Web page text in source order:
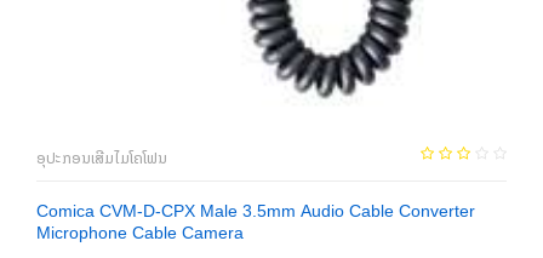
ອຸປະກອນເສີມໄມໂຄໂຟນ
Comica CVM-D-CPX Male 3.5mm Audio Cable Converter
Microphone Cable Camera